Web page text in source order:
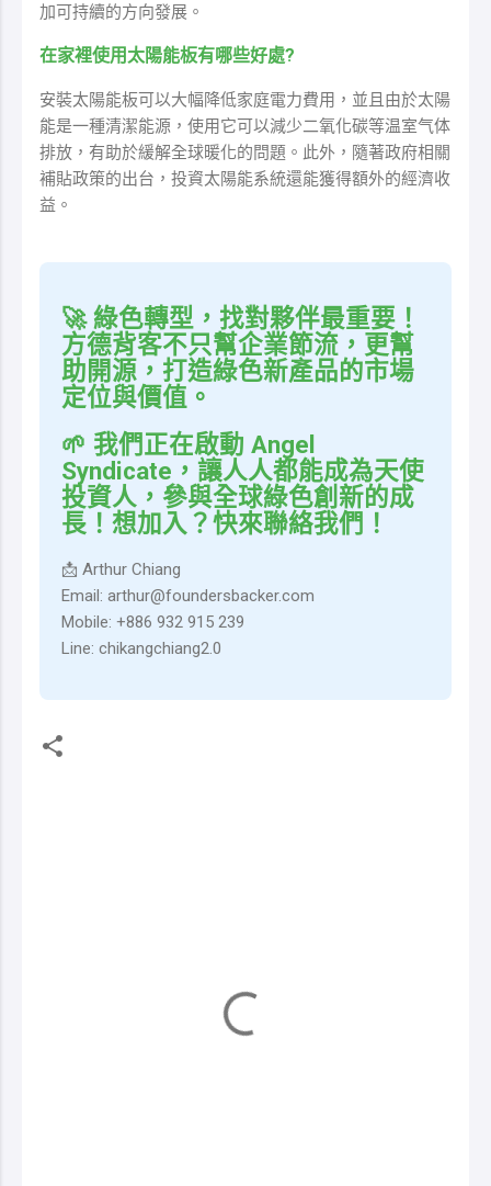
加可持續的方向發展。
在家裡使用太陽能板有哪些好處?
安裝太陽能板可以大幅降低家庭電力費用，並且由於太陽
能是一種清潔能源，使用它可以減少二氧化碳等温室气体
排放，有助於緩解全球暖化的問題。此外，隨著政府相關
補貼政策的出台，投資太陽能系統還能獲得額外的經濟收
益。
🚀 綠色轉型，找對夥伴最重要！
方德背客不只幫企業節流，更幫
助開源，打造綠色新產品的市場
定位與價值。
🌱 我們正在啟動 Angel
Syndicate，讓人人都能成為天使
投資人，參與全球綠色創新的成
長！想加入？快來聯絡我們！
📩 Arthur Chiang
Email: arthur@foundersbacker.com
Mobile: +886 932 915 239
Line: chikangchiang2.0